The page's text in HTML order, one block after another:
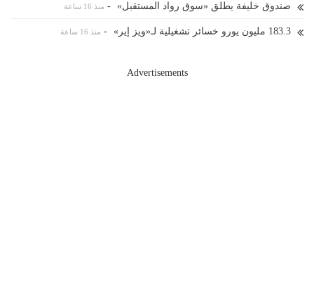
صندوق خليفة يطلق «سوق رواد المستقبل» - منذ 16 ساعة
- منذ 16 ساعة
Advertisements